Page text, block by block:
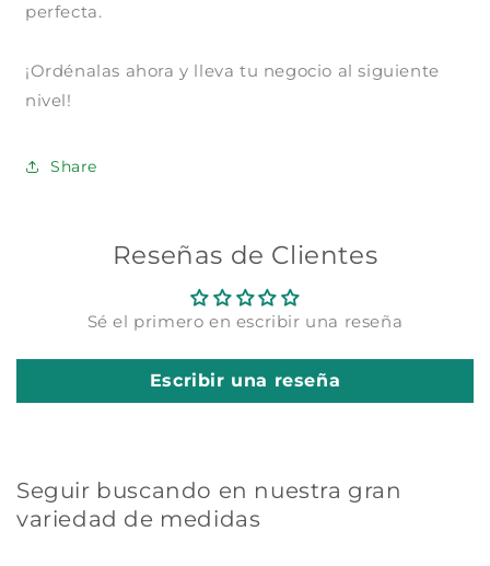
perfecta.
¡Ordénalas ahora y lleva tu negocio al siguiente
nivel!
Share
Reseñas de Clientes
Sé el primero en escribir una reseña
Escribir una reseña
Seguir buscando en nuestra gran
variedad de medidas
¿Tienes dudas? Consulta nuestra